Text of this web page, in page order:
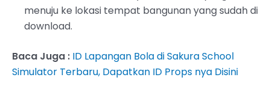
menuju ke lokasi tempat bangunan yang sudah di
download.
Baca Juga : ID Lapangan Bola di Sakura School
Simulator Terbaru, Dapatkan ID Props nya Disini